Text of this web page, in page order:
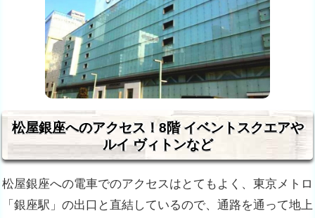
松屋銀座へのアクセス！8階 イベントスクエアや
ルイ ヴィトンなど
松屋銀座への電車でのアクセスはとてもよく、東京メトロ
「銀座駅」の出口と 直結しているので、通路を通って地上